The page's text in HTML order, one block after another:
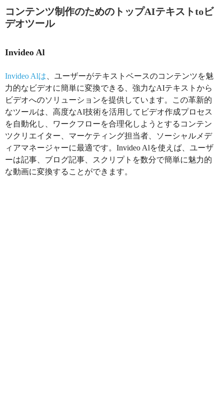
コンテンツ制作のためのトップAIテキストtoビ
デオツール
Invideo Al
Invideo Alは 、ユーザーがテキストベースのコンテンツを魅
力的なビデオに簡単に変換できる、強力なAIテキストから
ビデオへのソリューションを提供しています。この革新的
なツールは、高度なAI技術を活用してビデオ作成プロセス
を自動化し、ワークフローを合理化しようとするコンテン
ツクリエイター、マーケティング担当者、ソーシャルメデ
ィアマネージャーに最適です。Invideo Alを使えば、ユーザ
ーは記事、ブログ記事、スクリプトを数分で簡単に魅力的
な動画に変換することができます。